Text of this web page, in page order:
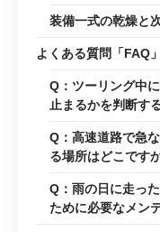
装備一式の乾燥と
よくある質問「FAQ」
Q：ツーリング中
止まるかを判断す
Q：高速道路で急
る場所はどこです
Q：雨の日に走っ
ために必要なメン